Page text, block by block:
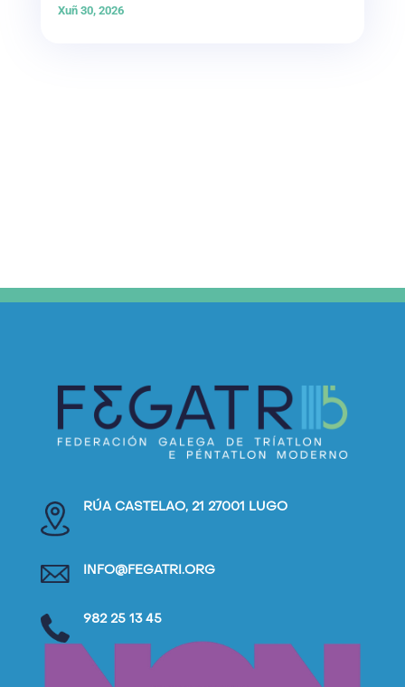
Xuñ 30, 2026
RÚA CASTELAO, 21 27001 LUGO
INFO@FEGATRI.ORG
982 25 13 45